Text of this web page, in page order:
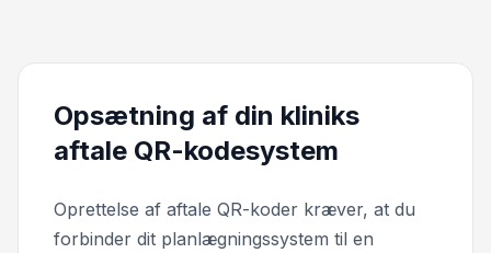
Opsætning af din kliniks
aftale QR-kodesystem
Oprettelse af aftale QR-koder kræver, at du
forbinder dit planlægningssystem til en